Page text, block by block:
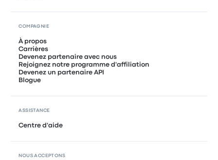
COMPAGNIE
À propos
Carrières
Devenez partenaire avec nous
Rejoignez notre programme d'affiliation
Devenez un partenaire API
Blogue
ASSISTANCE
Centre d'aide
NOUS ACCEPTONS